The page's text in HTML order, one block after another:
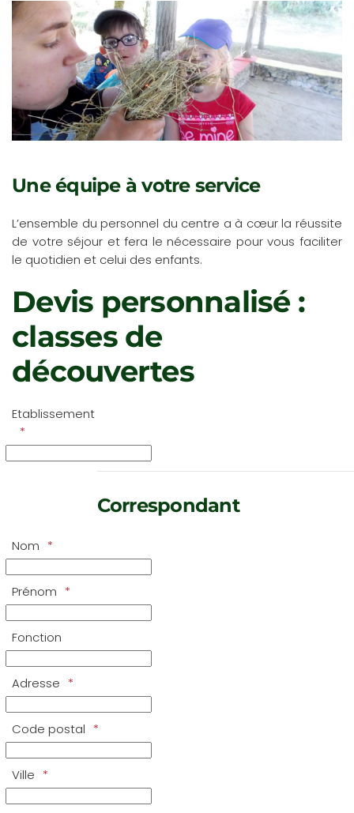
Une équipe à votre service
L’ensemble du personnel du centre a à cœur la réussite
de votre séjour et fera le nécessaire pour vous faciliter
le quotidien et celui des enfants.
Devis personnalisé :
classes de
découvertes
Etablissement
Correspondant
Nom
Prénom
Fonction
Adresse
Code postal
Ville